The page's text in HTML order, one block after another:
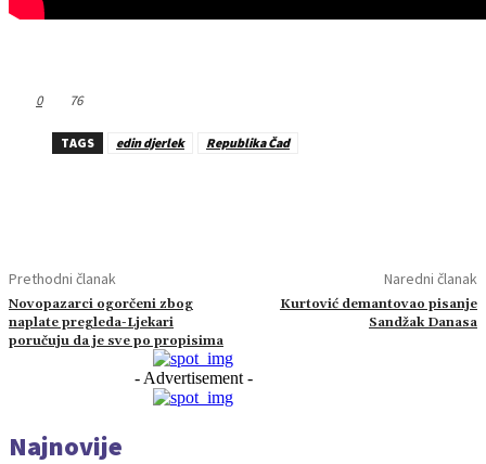
0 76
TAGS edin djerlek Republika Čad
Prethodni članak
Novopazarci ogorčeni zbog
naplate pregleda-Ljekari
poručuju da je sve po propisima
Naredni članak
Kurtović demantovao pisanje
Sandžak Danasa
- Advertisement -
Najnovije